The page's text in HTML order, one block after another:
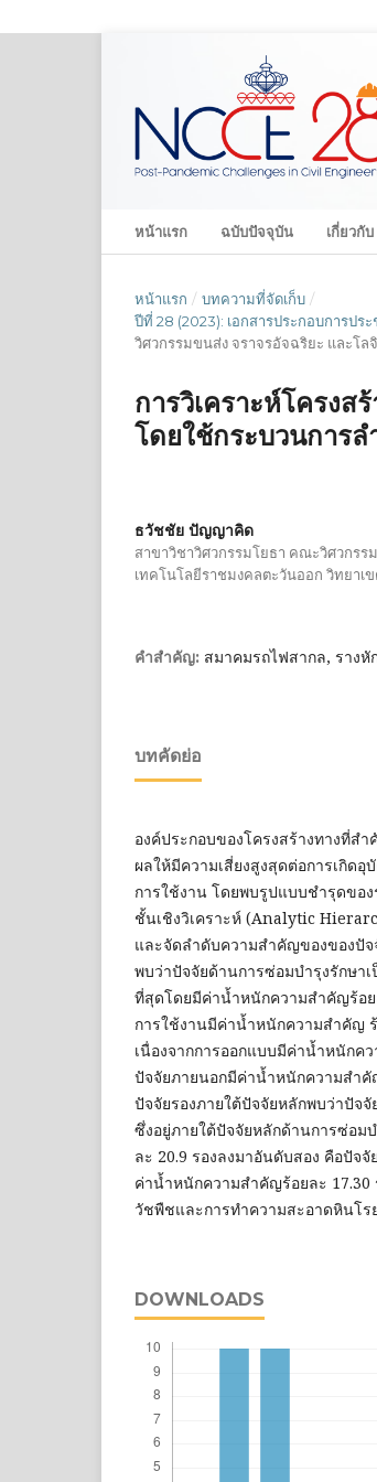
หน้าแรก ฉบับปัจจุบัน เกี่ยวกับ
หน้าแรก / บทความที่จัดเก็บ /
ปีที่ 28 (2023): เอกสารประกอบการป
วิศวกรรมขนส่ง จราจรอัจฉริยะ และโล
การวิเคราะห์โครงส
โดยใช้กระบวนการล
ธวัชชัย ปัญญาคิด
สาขาวิชาวิศวกรรมโยธา คณะวิศวกร
เทคโนโลยีราชมงคลตะวันออก วิทยาเ
คำสำคัญ: สมาคมรถไฟสากล, รางหั
บทคัดย่อ
องค์ประกอบของโครงสร้างทางที่ส
ผลให้มีความเสี่ยงสูงสุดต่อการเกิด
การใช้งาน โดยพบรูปแบบชำรุดขอ
ชั้นเชิงวิเคราะห์ (Analytic
และจัดลำดับความสำคัญของของปัจ
พบว่าปัจจัยด้านการซ่อมบำรุงรักษา
ที่สุดโดยมีค่าน้ำหนักความสำคัญร้อย
การใช้งานมีค่าน้ำหนักความสำคัญ
เนื่องจากการออกแบบมีค่าน้ำหนักค
ปัจจัยภายนอกมีค่าน้ำหนักความสำ
ปัจจัยรองภายใต้ปัจจัยหลักพบว่าปัจ
ซึ่งอยู่ภายใต้ปัจจัยหลักด้านการซ่อ
ละ 20.9 รองลงมาอันดับสอง คือปัจ
ค่าน้ำหนักความสำคัญร้อยละ 17.30
วัชพืชและการทำความสะอาดหินโ
DOWNLOADS